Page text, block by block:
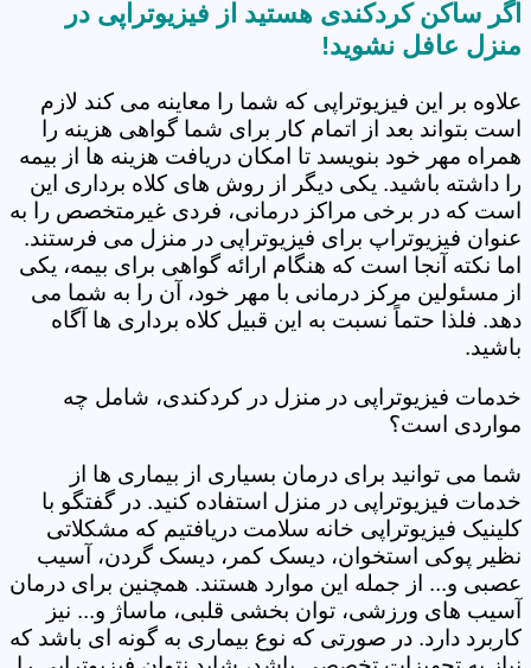
اگر ساکن کردکندی هستید از فیزیوتراپی در
منزل عافل نشوید!
علاوه بر این فیزیوتراپی که شما را معاینه می کند لازم
است بتواند بعد از اتمام کار برای شما گواهی هزینه را
همراه مهر خود بنویسد تا امکان دریافت هزینه ها از بیمه
را داشته باشید. یکی دیگر از روش های کلاه برداری این
است که در برخی مراکز درمانی، فردی غیرمتخصص را به
عنوان فیزیوتراپ برای فیزیوتراپی در منزل می فرستند.
اما نکته آنجا است که هنگام ارائه گواهی برای بیمه، یکی
از مسئولین مرکز درمانی با مهر خود، آن را به شما می
دهد. فلذا حتماً نسبت به این قبیل کلاه برداری ها آگاه
باشید.
خدمات فیزیوتراپی در منزل در کردکندی، شامل چه
مواردی است؟
شما می توانید برای درمان بسیاری از بیماری ها از
خدمات فیزیوتراپی در منزل استفاده کنید. در گفتگو با
کلینیک فیزیوتراپی خانه سلامت دریافتیم که مشکلاتی
نظیر پوکی استخوان، دیسک کمر، دیسک گردن، آسیب
عصبی و... از جمله این موارد هستند. همچنین برای درمان
آسیب های ورزشی، توان بخشی قلبی، ماساژ و... نیز
کاربرد دارد. در صورتی که نوع بیماری به گونه ای باشد که